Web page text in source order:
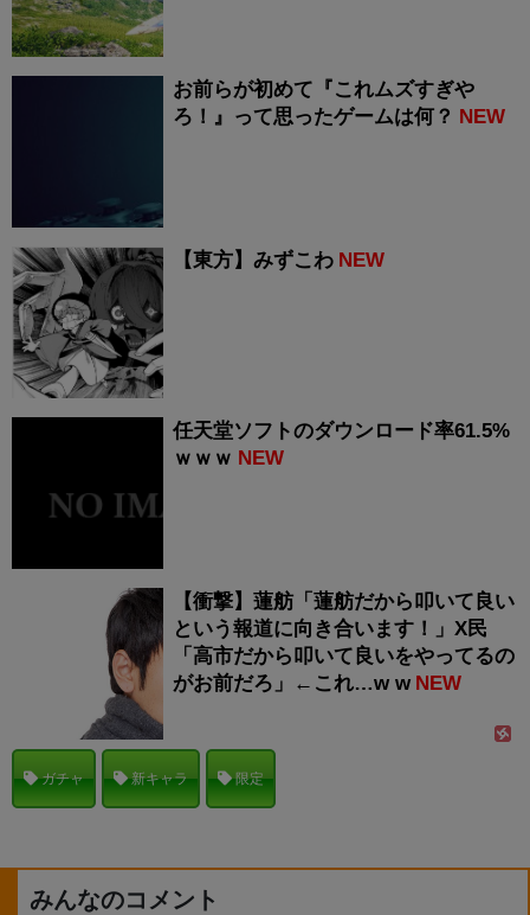
お前らが初めて『これムズすぎや
ろ！』って思ったゲームは何？ NEW
【東方】みずこわ NEW
任天堂ソフトのダウンロード率61.5%
ｗｗｗ NEW
【衝撃】蓮舫「蓮舫だから叩いて良い
という報道に向き合います！」X民
「高市だから叩いて良いをやってるの
がお前だろ」←これ…w w NEW
ガチャ 新キャラ 限定
みんなのコメント